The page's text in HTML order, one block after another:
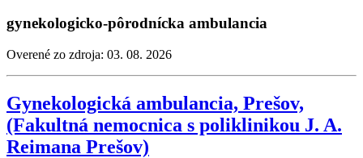
gynekologicko-pôrodnícka ambulancia
Overené zo zdroja: 03. 08. 2026
Gynekologická ambulancia, Prešov,
(Fakultná nemocnica s poliklinikou J. A.
Reimana Prešov)